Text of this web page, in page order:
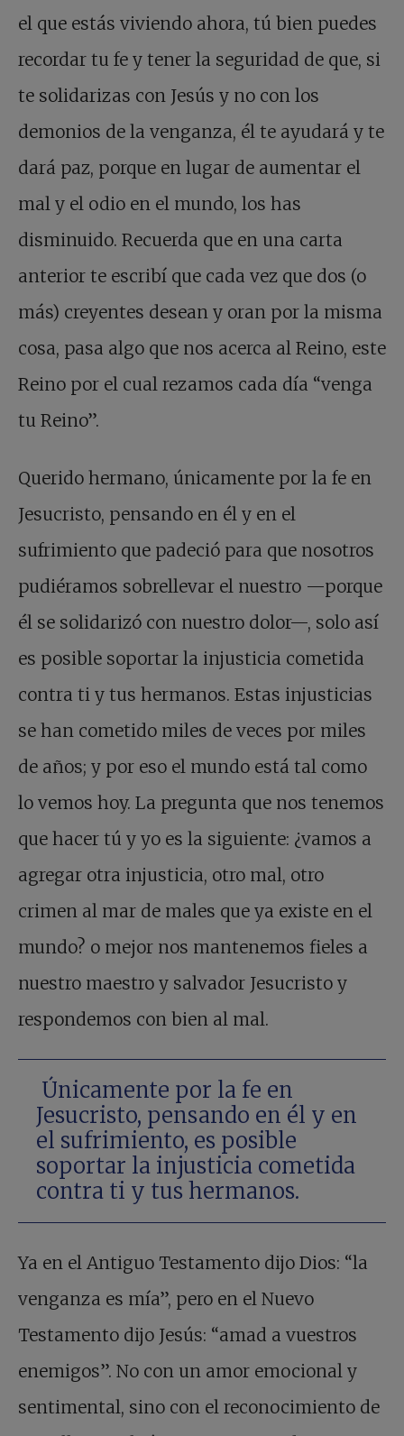
el que estás viviendo ahora, tú bien puedes
recordar tu fe y tener la seguridad de que, si
te solidarizas con Jesús y no con los
demonios de la venganza, él te ayudará y te
dará paz, porque en lugar de aumentar el
mal y el odio en el mundo, los has
disminuido. Recuerda que en una carta
anterior te escribí que cada vez que dos (o
más) creyentes desean y oran por la misma
cosa, pasa algo que nos acerca al Reino, este
Reino por el cual rezamos cada día “venga
tu Reino”.
Querido hermano, únicamente por la fe en
Jesucristo, pensando en él y en el
sufrimiento que padeció para que nosotros
pudiéramos sobrellevar el nuestro —porque
él se solidarizó con nuestro dolor—, solo así
es posible soportar la injusticia cometida
contra ti y tus hermanos. Estas injusticias
se han cometido miles de veces por miles
de años; y por eso el mundo está tal como
lo vemos hoy. La pregunta que nos tenemos
que hacer tú y yo es la siguiente: ¿vamos a
agregar otra injusticia, otro mal, otro
crimen al mar de males que ya existe en el
mundo? o mejor nos mantenemos fieles a
nuestro maestro y salvador Jesucristo y
respondemos con bien al mal.
Únicamente por la fe en
Jesucristo, pensando en él y en
el sufrimiento, es posible
soportar la injusticia cometida
contra ti y tus hermanos.
Ya en el Antiguo Testamento dijo Dios: “la
venganza es mía”, pero en el Nuevo
Testamento dijo Jesús: “amad a vuestros
enemigos”. No con un amor emocional y
sentimental, sino con el reconocimiento de